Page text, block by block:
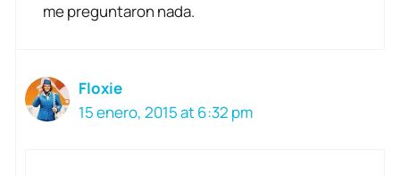
me preguntaron nada.
Floxie
15 enero, 2015 at 6:32 pm